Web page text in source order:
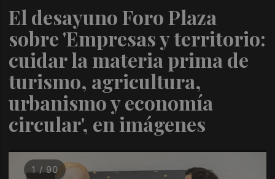
El desayuno Foro Plaza
sobre 'Empresas y territorio:
cuidar la materia prima de
turismo, agricultura,
urbanismo y economía
circular', en imágenes
1 / 90